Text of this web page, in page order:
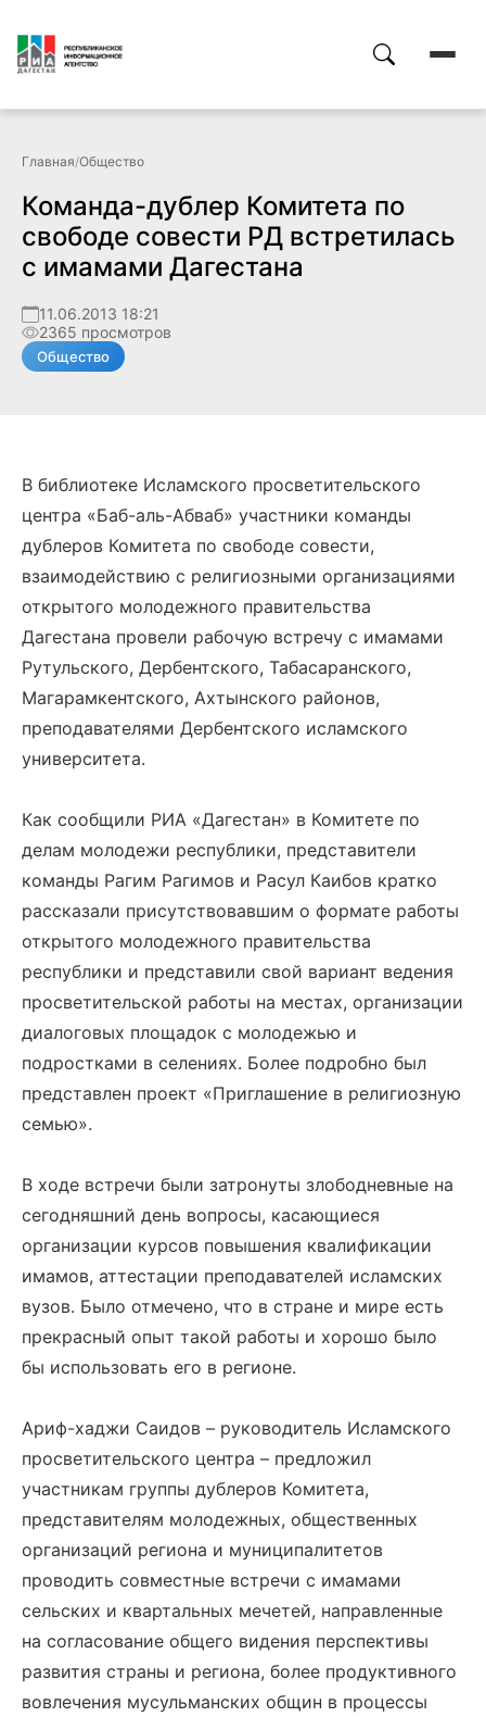
Главная/Общество
Команда-дублер Комитета по
свободе совести РД встретилась
с имамами Дагестана
11.06.2013 18:21
2365 просмотров
Общество
В библиотеке Исламского просветительского
центра «Баб-аль-Абваб» участники команды
дублеров Комитета по свободе совести,
взаимодействию с религиозными организациями
открытого молодежного правительства
Дагестана провели рабочую встречу с имамами
Рутульского, Дербентского, Табасаранского,
Магарамкентского, Ахтынского районов,
преподавателями Дербентского исламского
университета.
Как сообщили РИА «Дагестан» в Комитете по
делам молодежи республики, представители
команды Рагим Рагимов и Расул Каибов кратко
рассказали присутствовавшим о формате работы
открытого молодежного правительства
республики и представили свой вариант ведения
просветительской работы на местах, организации
диалоговых площадок с молодежью и
подростками в селениях. Более подробно был
представлен проект «Приглашение в религиозную
семью».
В ходе встречи были затронуты злободневные на
сегодняшний день вопросы, касающиеся
организации курсов повышения квалификации
имамов, аттестации преподавателей исламских
вузов. Было отмечено, что в стране и мире есть
прекрасный опыт такой работы и хорошо было
бы использовать его в регионе.
Ариф-хаджи Саидов – руководитель Исламского
просветительского центра – предложил
участникам группы дублеров Комитета,
представителям молодежных, общественных
организаций региона и муниципалитетов
проводить совместные встречи с имамами
сельских и квартальных мечетей, направленные
на согласование общего видения перспективы
развития страны и региона, более продуктивного
вовлечения мусульманских общин в процессы